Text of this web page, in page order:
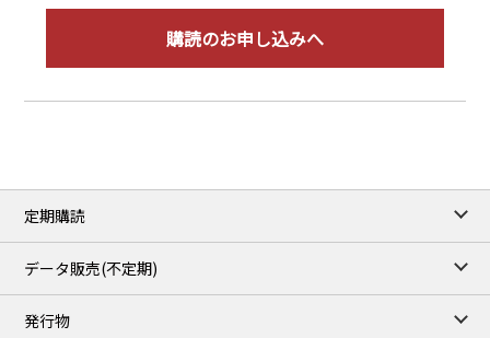
購読のお申し込みへ
定期購読
データ販売(不定期)
発行物